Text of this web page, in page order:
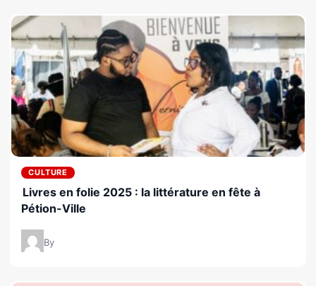
CULTURE
Livres en folie 2025 : la littérature en fête à
Pétion-Ville
By